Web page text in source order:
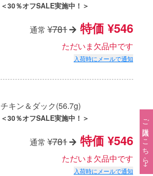
ご購入はこちら→
＜30％オフSALE実施中！＞
通常¥781 特価 ¥546
ただいま欠品中です
入荷時にメールで通知
チキン＆ダック(56.7g)
＜30％オフSALE実施中！＞
通常¥781 特価 ¥546
ただいま欠品中です
入荷時にメールで通知